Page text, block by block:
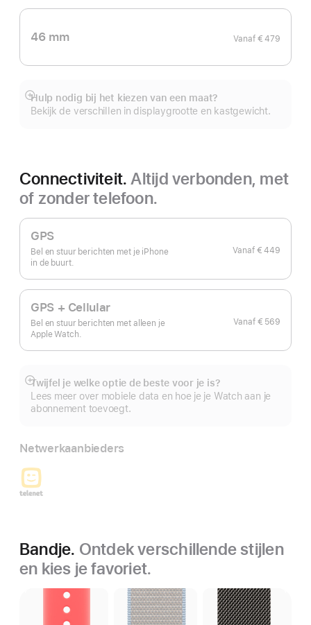
46 mm Vanaf € 479
Hulp nodig bij het kiezen van een maat?
Bekijk de verschillen in displaygrootte en kastgewicht.
Meer
Connectiviteit.Altijd verbonden, met
of zonder telefoon.
GPS
Bel en stuur berichten met je iPhone
in de buurt.
Vanaf € 449
GPS + Cellular
Bel en stuur berichten met alleen je
Apple Watch.
Vanaf € 569
Twijfel je welke optie de beste voor je is?
Lees meer over mobiele data en hoe je je Watch aan je
abonnement toevoegt.
Meer
Netwerkaanbieders
Bandje. Ontdek verschillende stijlen
en kies je favoriet.